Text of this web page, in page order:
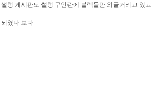
렁 게시판도 썰렁 구인란에 블렉들만 와글거리고 있고
였나 보다